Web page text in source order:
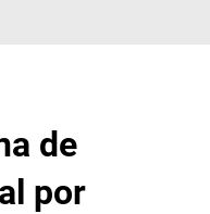
de
por